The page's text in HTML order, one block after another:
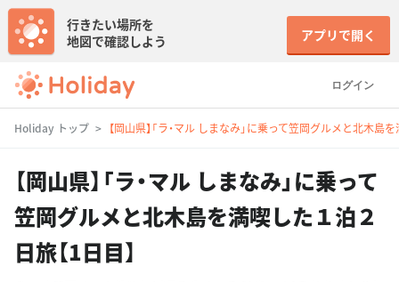
ログイン
行きたい場所を
地図で確認しよう
アプリで開く
Holiday トップ 【岡山県】「ラ・マル しまなみ」に乗って笠岡グルメと北木島
【岡山県】「ラ・マル しまなみ」に乗って
笠岡グルメと北木島を満喫した１泊２
日旅【1日目】